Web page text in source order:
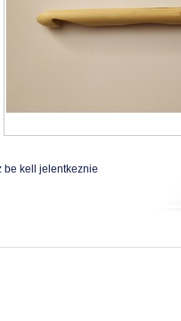
be kell jelentkeznie